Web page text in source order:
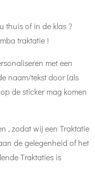
thuis of in de klas ?
traktatie !
met een
naam/tekst door (als
de sticker mag komen
, zodat wij een Traktatie
de gelegenheid of het
Traktaties is